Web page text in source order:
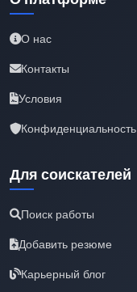
О нас
Контакты
Условия
Конфиденциальность
Для соискателей
Поиск работы
Добавить резюме
Карьерный блог